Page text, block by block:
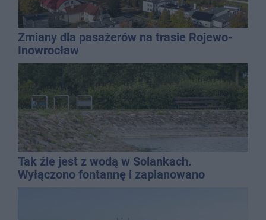
Zmiany dla pasażerów na trasie Rojewo-
Inowrocław
Tak źle jest z wodą w Solankach.
Wyłączono fontannę i zaplanowano